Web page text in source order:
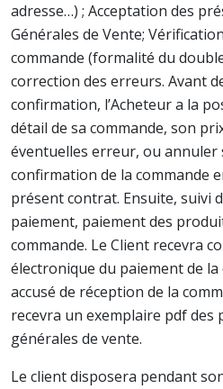
adresse…) ; Acceptation des
Générales de Vente;
commande (formalité du
correction des erreurs. Avant
confirmation, l’Acheteur a la
détail de sa commande, son
éventuelles erreur, ou annuler
confirmation de la commande
présent contrat. Ensuite, suivi
paiement, paiement des
commande. Le Client recevra
électronique du paiement de la
accusé de réception de la
recevra un exemplaire pdf des
générales de vente.
Le client disposera pendant